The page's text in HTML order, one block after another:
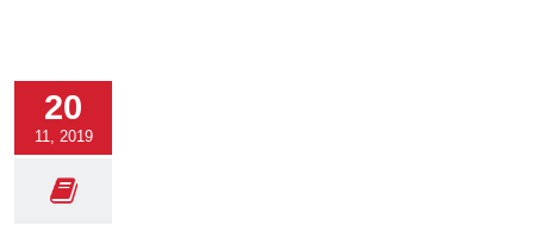
20
11, 2019